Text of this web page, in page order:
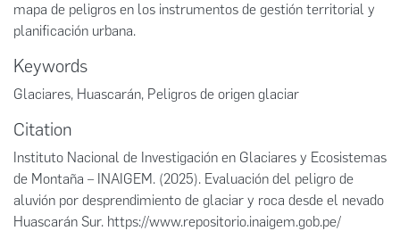
mapa de peligros en los instrumentos de gestión territorial y
planificación urbana.
Keywords
Glaciares, Huascarán, Peligros de origen glaciar
Citation
Instituto Nacional de Investigación en Glaciares y Ecosistemas
de Montaña – INAIGEM. (2025). Evaluación del peligro de
aluvión por desprendimiento de glaciar y roca desde el nevado
Huascarán Sur. https://www.repositorio.inaigem.gob.pe/